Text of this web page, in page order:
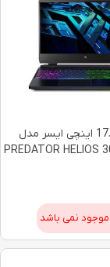
لپ تاپ 17.3 اینچی ایسر مدل
PREDATOR HELIOS
موجود نمی باشد